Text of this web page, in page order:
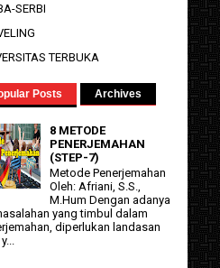
SERBI
TERBUKA
Posts Archives
8 METODE
PENERJEMAHAN
(STEP-7)
Metode Penerjemahan
Oleh: Afriani, S.S.,
M.Hum Dengan adanya
yang timbul dalam
diperlukan landasan